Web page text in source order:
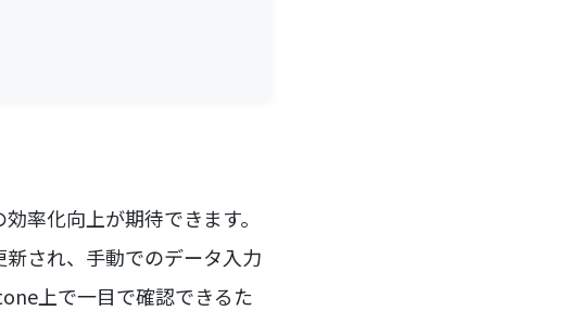
率化向上が期待できます。
され、手動でのデータ入力
上で一目で確認できるた